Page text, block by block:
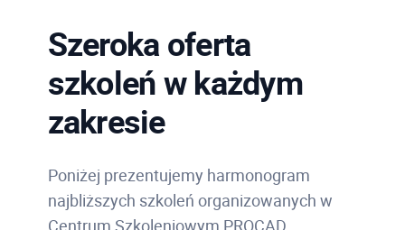
Szeroka oferta
szkoleń w każdym
zakresie
Poniżej prezentujemy harmonogram
najbliższych szkoleń organizowanych w